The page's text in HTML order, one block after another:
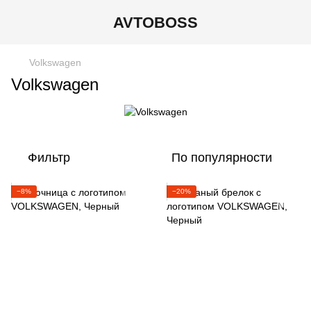
AVTOBOSS
Volkswagen
Volkswagen
Фильтр По популярности
−8% −20%